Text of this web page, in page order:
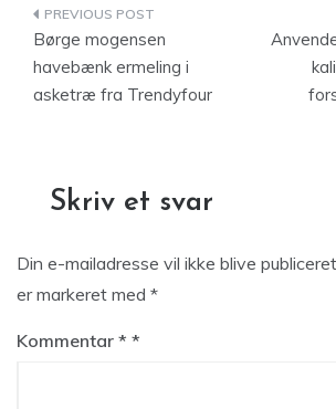
Indlægsnavigation
Børge mogensen
havebænk ermeling i
asketræ fra Trendyfour
Skriv et svar
Din e-mailadresse vil ikke blive
er markeret med *
Kommentar *